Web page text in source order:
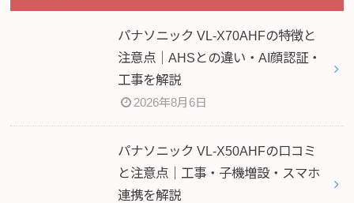
パナソニック VL-X70AHFの特徴と
注意点｜AHSとの違い・AI顔認証・
工事を解説
2026年8月6日
パナソニック VL-X50AHFの口コミ
と注意点｜工事・子機増設・スマホ
連携を解説